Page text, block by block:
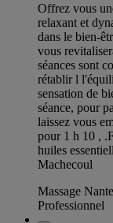
Offrez vous
relaxant et
dans le bien-
vous
séances sont
rétablir l
sensation de
séance, pour
laissez vous
pour 1 h 10 ,
huiles
Machecoul
Massage
Professionnel